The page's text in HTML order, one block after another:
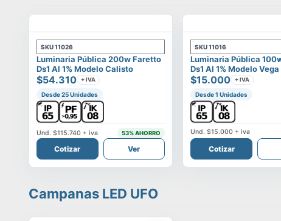
SKU11026
Luminaria Pública 200w Faretto
Ds1 Al 1% Modelo Calisto
$54.310 + IVA
Desde 25 Unidades
Und.$115.740 + iva 53% AHORRO
Cotizar Ver
SKU11016
Luminaria Pública
Ds1 Al 1% Modelo Vega
$15.000 + IVA
Desde 1 Unidades
Und.$15.000 + iva
Cotizar
Campanas LED UFO